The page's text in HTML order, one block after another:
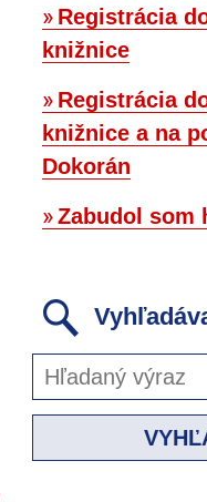
Registrácia
knižnice
Registrácia
knižnice a na
Dokorán
Zabudol som